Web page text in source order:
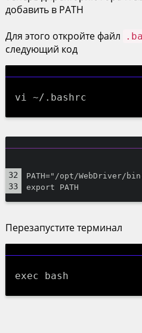
добавить в PATH
Для этого откройте файл
следующий код
vi ~/.bashrc
PATH="/opt/WebDriver/
export PATH
Перезапустите терминал
exec bash